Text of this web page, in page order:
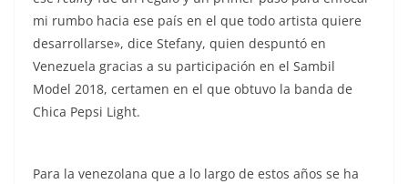
mi rumbo hacia ese país en el que todo artista quiere
desarrollarse», dice Stefany, quien despuntó en
Venezuela gracias a su participación en el Sambil
Model 2018, certamen en el que obtuvo la banda de
Chica Pepsi Light.
Para la venezolana que a lo largo de estos años se ha